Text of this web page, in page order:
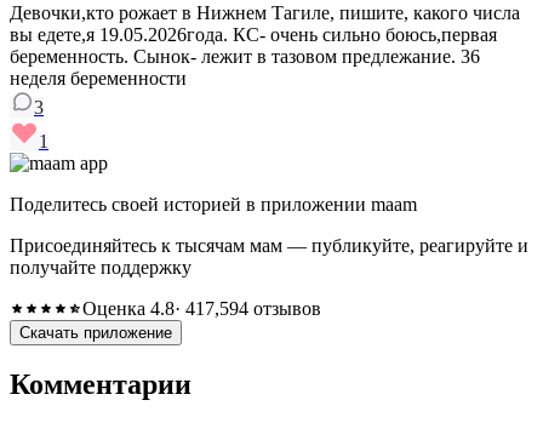
Девочки,кто рожает в Нижнем Тагиле, пишите, какого числа
вы едете,я 19.05.2026года. КС- очень сильно боюсь,первая
беременность. Сынок- лежит в тазовом предлежание. 36
неделя беременности
3
1
Поделитесь своей историей в приложении maam
Присоединяйтесь к тысячам мам — публикуйте, реагируйте и
получайте поддержку
Оценка 4.8· 417,594 отзывов
Скачать приложение
Комментарии